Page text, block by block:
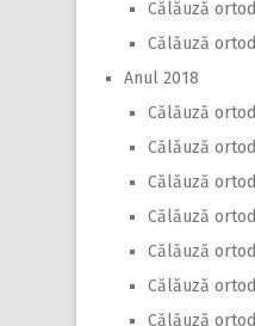
Călăuză
Călăuză
Anul 2018
Călăuză
Călăuză
Călăuză
Călăuză
Călăuză
Călăuză
Călăuză